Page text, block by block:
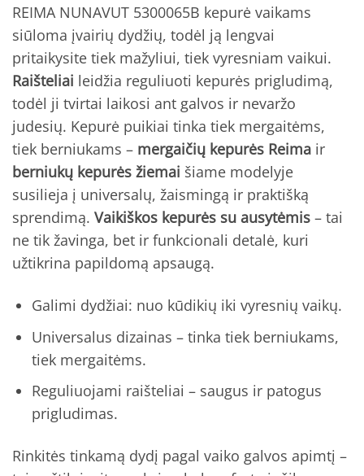
REIMA NUNAVUT 5300065B kepurė vaikams
siūloma įvairių dydžių, todėl ją lengvai
pritaikysite tiek mažyliui, tiek vyresniam vaikui.
Raišteliai leidžia reguliuoti kepurės prigludimą,
todėl ji tvirtai laikosi ant galvos ir nevaržo
judesių. Kepurė puikiai tinka tiek mergaitėms,
tiek berniukams – mergaičių kepurės Reima ir
berniukų kepurės žiemai šiame modelyje
susilieja į universalų, žaismingą ir praktišką
sprendimą. Vaikiškos kepurės su ausytėmis – tai
ne tik žavinga, bet ir funkcionali detalė, kuri
užtikrina papildomą apsaugą.
Galimi dydžiai: nuo kūdikių iki vyresnių vaikų.
Universalus dizainas – tinka tiek berniukams,
tiek mergaitėms.
Reguliuojami raišteliai – saugus ir patogus
prigludimas.
Rinkitės tinkamą dydį pagal vaiko galvos apimtį –